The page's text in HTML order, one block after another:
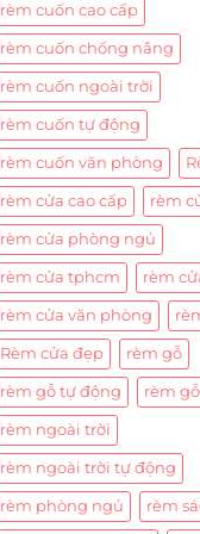
rèm cuốn cao cấp
rèm cuốn chống nắng
rèm cuốn ngoài trời
rèm cuốn tự động
rèm cuốn văn phòng
rèm cửa cao cấp rèm
rèm cửa phòng ngủ
rèm cửa tphcm rèm
rèm cửa văn phòng
Rèm cửa đẹp rèm gỗ
rèm gỗ tự động rèm
rèm ngoài trời
rèm ngoài trời tự động
rèm phòng ngủ rèm